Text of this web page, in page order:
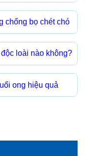
chống bọ chét chó
loài nào không?
ong hiệu quả